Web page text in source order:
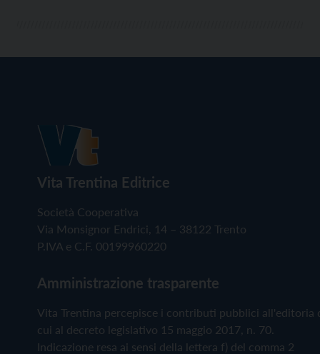
Vita Trentina Editrice
Società Cooperativa
Via Monsignor Endrici, 14 – 38122 Trento
P.IVA e C.F. 00199960220
Amministrazione trasparente
Vita Trentina percepisce i contributi pubblici all'editoria
cui al decreto legislativo 15 maggio 2017, n. 70.
Indicazione resa ai sensi della lettera f) del comma 2